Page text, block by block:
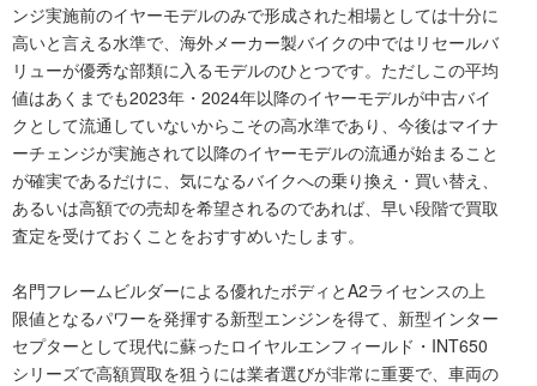
ンジ実施前のイヤーモデルのみで形成された相場としては十分に
高いと言える水準で、海外メーカー製バイクの中ではリセールバ
リューが優秀な部類に入るモデルのひとつです。ただしこの平均
値はあくまでも2023年・2024年以降のイヤーモデルが中古バイ
クとして流通していないからこその高水準であり、今後はマイナ
ーチェンジが実施されて以降のイヤーモデルの流通が始まること
が確実であるだけに、気になるバイクへの乗り換え・買い替え、
あるいは高額での売却を希望されるのであれば、早い段階で買取
査定を受けておくことをおすすめいたします。
名門フレームビルダーによる優れたボディとA2ライセンスの上
限値となるパワーを発揮する新型エンジンを得て、新型インター
セプターとして現代に蘇ったロイヤルエンフィールド・INT650
シリーズで高額買取を狙うには業者選びが非常に重要で、車両の